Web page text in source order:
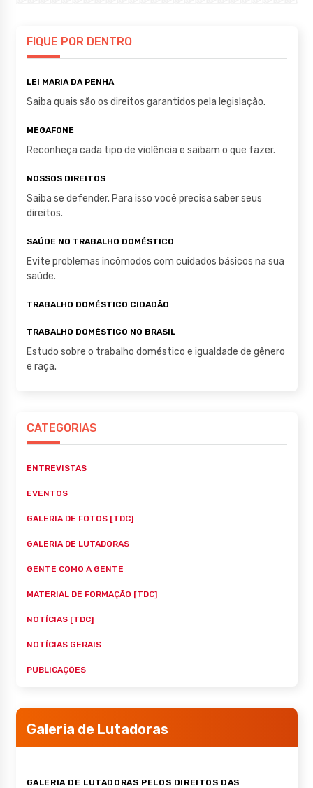
p
k
FIQUE POR DENTRO
LEI MARIA DA PENHA
Saiba quais são os direitos garantidos pela legislação.
MEGAFONE
Reconheça cada tipo de violência e saibam o que fazer.
NOSSOS DIREITOS
Saiba se defender. Para isso você precisa saber seus
direitos.
SAÚDE NO TRABALHO DOMÉSTICO
Evite problemas incômodos com cuidados básicos na sua
saúde.
TRABALHO DOMÉSTICO CIDADÃO
TRABALHO DOMÉSTICO NO BRASIL
Estudo sobre o trabalho doméstico e igualdade de gênero
e raça.
CATEGORIAS
ENTREVISTAS
EVENTOS
GALERIA DE FOTOS [TDC]
GALERIA DE LUTADORAS
GENTE COMO A GENTE
MATERIAL DE FORMAÇÃO [TDC]
NOTÍCIAS [TDC]
NOTÍCIAS GERAIS
PUBLICAÇÕES
Galeria de Lutadoras
GALERIA DE LUTADORAS PELOS DIREITOS DAS